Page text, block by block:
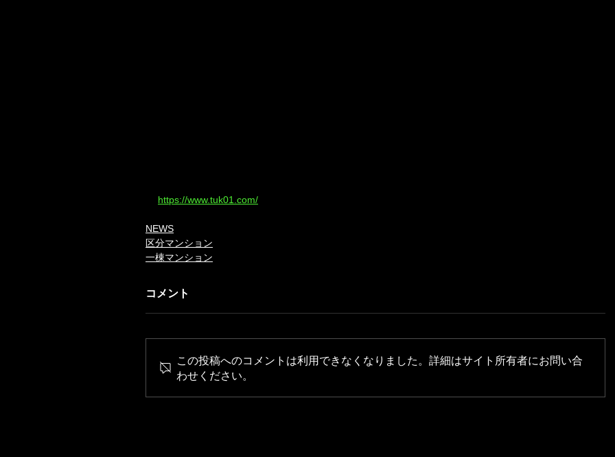
https://www.tuk01.com/
NEWS
区分マンション
一棟マンション
コメント
この投稿へのコメントは利用できなくなりました。詳細はサイト所有者にお問い合
わせください。